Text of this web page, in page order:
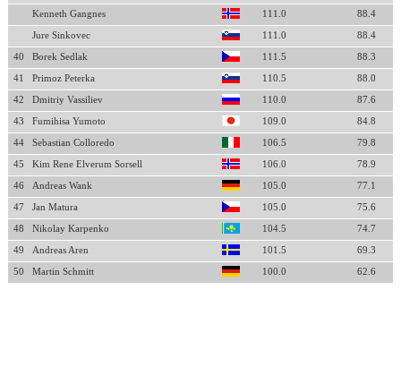
Kenneth Gangnes 111.0 88.4
Jure Sinkovec 111.0 88.4
40 Borek Sedlak 111.5 88.3
41 Primoz Peterka 110.5 88.0
42 Dmitriy Vassiliev 110.0 87.6
43 Fumihisa Yumoto 109.0 84.8
44 Sebastian Colloredo 106.5 79.8
45 Kim Rene Elverum Sorsell 106.0 78.9
46 Andreas Wank 105.0 77.1
47 Jan Matura 105.0 75.6
48 Nikolay Karpenko 104.5 74.7
49 Andreas Aren 101.5 69.3
50 Martin Schmitt 100.0 62.6